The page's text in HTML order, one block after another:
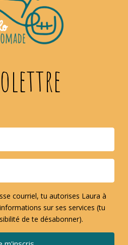
courriel, tu autorises Laura à
sur ses services (tu
de te désabonner).